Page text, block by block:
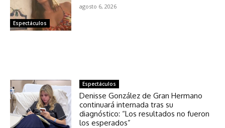
Espectáculos
agosto 6, 2026
Espectáculos
Denisse González de Gran Hermano
continuará internada tras su
diagnóstico: “Los resultados no fueron
los esperados”